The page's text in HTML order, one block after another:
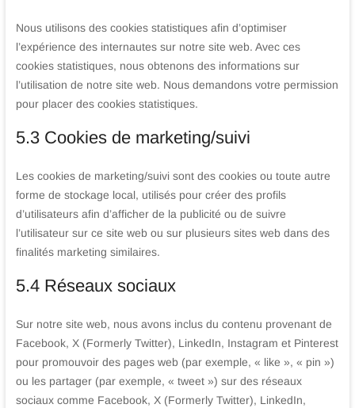
Nous utilisons des cookies statistiques afin d’optimiser
l’expérience des internautes sur notre site web. Avec ces
cookies statistiques, nous obtenons des informations sur
l’utilisation de notre site web. Nous demandons votre permission
pour placer des cookies statistiques.
5.3 Cookies de marketing/suivi
Les cookies de marketing/suivi sont des cookies ou toute autre
forme de stockage local, utilisés pour créer des profils
d’utilisateurs afin d’afficher de la publicité ou de suivre
l’utilisateur sur ce site web ou sur plusieurs sites web dans des
finalités marketing similaires.
5.4 Réseaux sociaux
Sur notre site web, nous avons inclus du contenu provenant de
Facebook, X (Formerly Twitter), LinkedIn, Instagram et Pinterest
pour promouvoir des pages web (par exemple, « like », « pin »)
ou les partager (par exemple, « tweet ») sur des réseaux
sociaux comme Facebook, X (Formerly Twitter), LinkedIn,